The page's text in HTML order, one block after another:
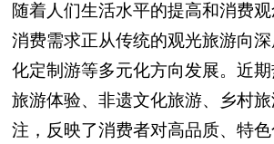
随着人们生活水平的提高和消费
消费需求正从传统的观光旅游向
化定制游等多元化方向发展。近
旅游体验、非遗文化旅游、乡村
注，反映了消费者对高品质、特